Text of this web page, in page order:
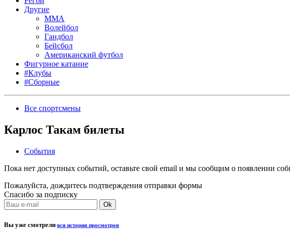
Другие
MMA
Волейбол
Гандбол
Бейсбол
Американский футбол
Фигурное катание
#Клубы
#Сборные
Все спортсмены
Карлос Такам билеты
События
Пока нет доступных событий, оставьте свой email и мы сообщим о появлении
Пожалуйста, дождитесь подтверждения отправки формы
Спасибо за подписку
Вы уже смотрели вся история просмотров